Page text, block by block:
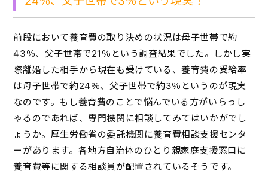
前段において養育費の取り決めの状況は母子世帯で約
43％、父子世帯で21％という調査結果でした。しかし実
際離婚した相手から現在も受けている、養育費の受給率
は母子世帯で約24％、父子世帯で約3％というのが現実
なのです。もし養育費のことで悩んでいる方がいらっし
ゃるのであれば、専門機関に相談してみてはいかがでし
ょうか。厚生労働省の委託機関に養育費相談支援センタ
ーがあります。各地方自治体のひとり親家庭支援窓口に
養育費等に関する相談員が配置されているそうです。